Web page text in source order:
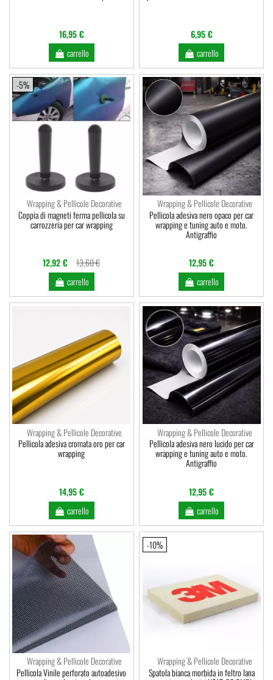
16,95 €
carrello
6,95 €
carrello
-5%
Wrapping & Pellicole Decorative
Coppia di magneti ferma pellicola su
carrozzeria per car wrapping
12,92 €
13,60 €
carrello
Wrapping & Pellicole Decorative
Pellicola adesiva nero opaco per car
wrapping e tuning auto e moto.
Antigraffio
12,95 €
carrello
Wrapping & Pellicole Decorative
Pellicola adesiva cromata oro per car
wrapping
14,95 €
carrello
Wrapping & Pellicole Decorative
Pellicola adesiva nero lucido per car
wrapping e tuning auto e moto.
Antigraffio
12,95 €
carrello
Wrapping & Pellicole Decorative
Pellicola Vinile perforato autoadesivo
-10%
Wrapping & Pellicole Decorative
Spatola bianca morbida in feltro lana